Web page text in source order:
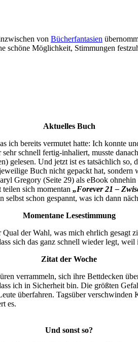
von Bücherfantasien
Möglichkeit, Stimmungen
Aktuelles Buch
ich bereits vermutet hatte: Ich konnte
schnell fertig-inhaliert, musste
gelesen. Und jetzt ist es tatsächlich so,
Buch nicht gepackt hat,
Gregory (Seite 29) als eBook
sich momentan „Forever 21 –
schon gespannt, was ich dann
Momentane Lesestimmung
der Wahl, was mich ehrlich
sich das ganz schnell wieder legt,
Zitat der Woche
verrammeln, sich ihre Bettdecken
ich in Sicherheit bin. Die größten
überfahren. Tagsüber
es.
Und sonst so?